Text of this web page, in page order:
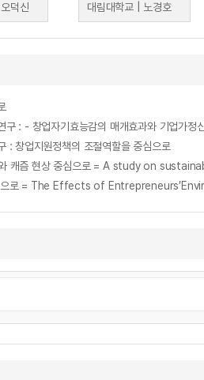
덕신
대림대학교 | 노경호
: - 창업자기효능감의 매개효과와 기업가정
: 창업지원정책의 조절역할을 중심으로